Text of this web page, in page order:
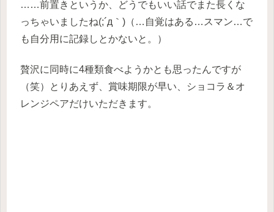
……前置きというか、どうでもいい話でまた長くな
っちゃいましたね(;´д｀)（…自覚はある…スマン…で
も自分用に記録しとかないと。）
贅沢に同時に4種類食べようかとも思ったんですが
（笑）とりあえず、賞味期限が早い、ショコラ＆オ
レンジペアだけいただきます。